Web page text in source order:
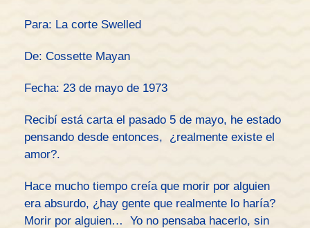
Para: La corte Swelled
De: Cossette Mayan
Fecha: 23 de mayo de 1973
Recibí está carta el pasado 5 de mayo, he estado
pensando desde entonces, ¿realmente existe el
amor?.
Hace mucho tiempo creía que morir por alguien
era absurdo, ¿hay gente que realmente lo haría?
Morir por alguien… Yo no pensaba hacerlo, sin